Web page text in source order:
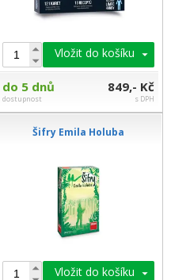
Vložit do košíku
do 5 dnů
dostupnost
849,- Kč
s DPH
Šifry Emila Holuba
Vložit do košíku